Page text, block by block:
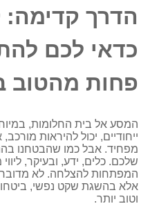
הדרך
כדאי לכם
פחות מהטוב
המסע אל בית החלומות,
ייחודיים, יכול להיראות
מפחיד. אבל כמו שהבטחנו
שלכם. כלים, ידע, ובעיקר, ליווי
המפתחות להצלחה. לא
אלא בהשגת שקט נפשי, ביטחון
וטוב יותר.